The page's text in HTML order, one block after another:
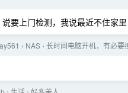
要上门检测，我说最近不住家里
› NAS › 长时间电脑开机，有必要